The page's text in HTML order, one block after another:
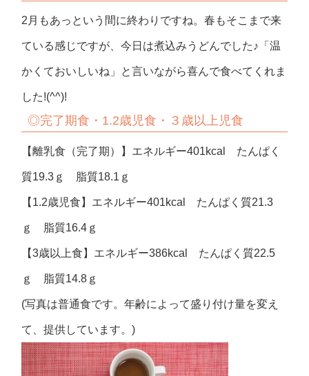
2月もあっという間に終わりですね。春もそこまで来
ている感じですが、今日は煮込みうどんでした♪「温
かくておいしいね」と言いながら喜んで食べてくれま
した!(^^)!
◎完了期食・1.2歳児食・３歳以上児食
【離乳食（完了期）】エネルギー401kcal たんぱく
質19.3ｇ 脂質18.1ｇ
【1.2歳児食】エネルギー401kcal たんぱく質21.3
ｇ 脂質16.4ｇ
【3歳以上食】エネルギー386kcal たんぱく質22.5
ｇ 脂質14.8ｇ
(写真は普通食です。年齢によって盛り付け量を変え
て、提供しています。)